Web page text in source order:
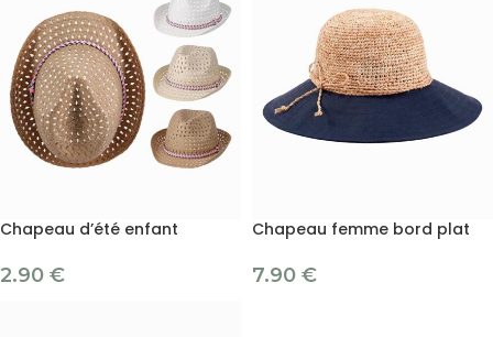
Chapeau d’été enfant
2.90 €
Chapeau femme bord plat
7.90 €